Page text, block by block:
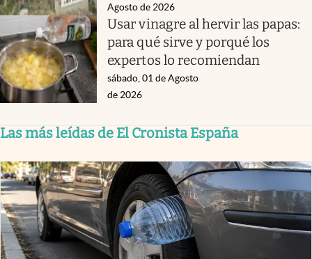
Agosto de 2026
Usar vinagre al hervir las papas:
para qué sirve y porqué los
expertos lo recomiendan
sábado, 01 de Agosto
de 2026
Las más leídas de El Cronista España